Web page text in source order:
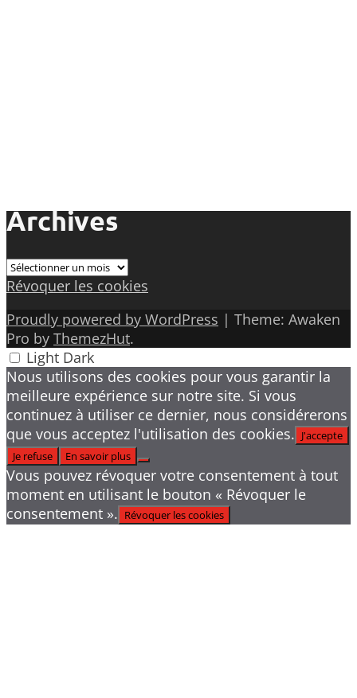
Archives
Archives
Révoquer les cookies
Proudly powered by WordPress | Theme: Awaken
Pro by ThemezHut.
Light Dark
Nous utilisons des cookies pour vous garantir la
meilleure expérience sur notre site. Si vous
continuez à utiliser ce dernier, nous considérerons
que vous acceptez l'utilisation des cookies. J'accepte
Je refuse
En savoir plus
Vous pouvez révoquer votre consentement à tout
moment en utilisant le bouton « Révoquer le
consentement ». Révoquer les cookies